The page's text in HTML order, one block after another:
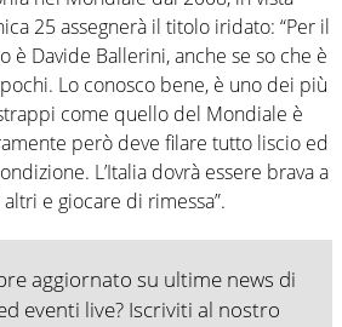
25 assegnerà il titolo iridato: “Per il
è Davide Ballerini, anche se so che è
Lo conosco bene, è uno dei più
come quello del Mondiale è
però deve filare tutto liscio ed
L’Italia dovrà essere brava a
e giocare di rimessa”.
aggiornato su ultime news di
eventi live? Iscriviti al nostro